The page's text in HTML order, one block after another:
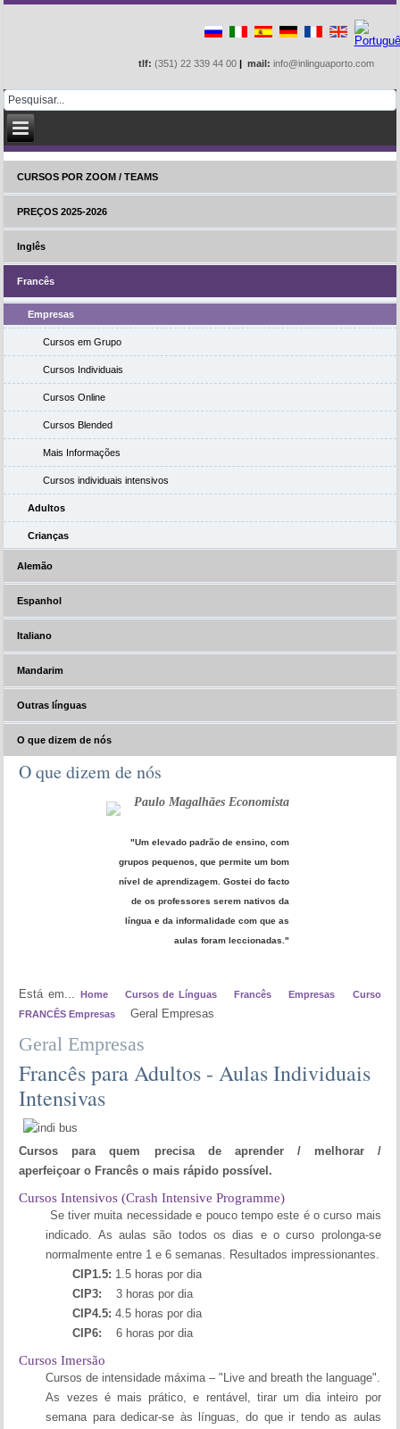
tlf: (351) 22 339 44 00 | mail: info@inlinguaporto.com
CURSOS POR ZOOM / TEAMS
PREÇOS 2025-2026
Inglês
Francês
Empresas
Cursos em Grupo
Cursos Individuais
Cursos Online
Cursos Blended
Mais Informações
Cursos individuais intensivos
Adultos
Crianças
Alemão
Espanhol
Italiano
Mandarim
Outras línguas
O que dizem de nós
O que dizem de nós
Paulo Magalhães Economista
"Um elevado padrão de ensino, com
grupos pequenos, que permite um bom
nível de aprendizagem. Gostei do facto
de os professores serem nativos da
língua e da informalidade com que as
aulas foram leccionadas."
Está em... Home Cursos de Línguas Francês Empresas
Curso
FRANCÊS Empresas
Geral Empresas
Geral Empresas
Francês para Adultos - Aulas Individuais
Intensivas
Cursos
para quem precisa de aprender / melhorar /
aperfeiçoar o Francês o mais rápido possível.
Cursos Intensivos (Crash Intensive Programme)
Se tiver muita necessidade e pouco tempo este é o curso mais
indicado. As aulas são todos os dias e o curso prolonga-se
normalmente entre 1 e 6 semanas. Resultados impressionantes.
CIP1.5: 1.5 horas por dia
CIP3: 3 horas por dia
CIP4.5: 4.5 horas por dia
CIP6: 6 horas por dia
Cursos Imersão
Cursos de intensidade máxima – "Live and breath the language".
As vezes é mais prático, e rentável, tirar um dia inteiro por
semana para dedicar-se às línguas, do que ir tendo as aulas